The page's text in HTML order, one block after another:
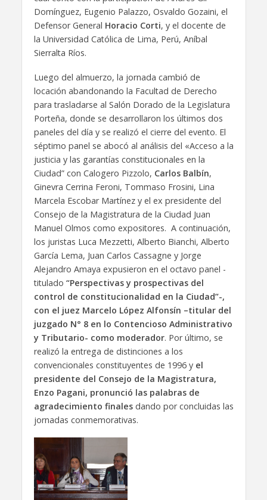
Domínguez, Eugenio Palazzo, Osvaldo Gozaini, el
Defensor General Horacio Corti, y el docente de
la Universidad Católica de Lima, Perú, Aníbal
Sierralta Ríos.
Luego del almuerzo, la jornada cambió de
locación abandonando la Facultad de Derecho
para trasladarse al Salón Dorado de la Legislatura
Porteña, donde se desarrollaron los últimos dos
paneles del día y se realizó el cierre del evento. El
séptimo panel se abocó al análisis del «Acceso a la
justicia y las garantías constitucionales en la
Ciudad” con Calogero Pizzolo, Carlos Balbín,
Ginevra Cerrina Feroni, Tommaso Frosini, Lina
Marcela Escobar Martínez y el ex presidente del
Consejo de la Magistratura de la Ciudad Juan
Manuel Olmos como expositores. A continuación,
los juristas Luca Mezzetti, Alberto Bianchi, Alberto
García Lema, Juan Carlos Cassagne y Jorge
Alejandro Amaya expusieron en el octavo panel -
titulado “Perspectivas y prospectivas del
control de constitucionalidad en la Ciudad”-,
con el juez Marcelo López Alfonsín –titular del
juzgado N° 8 en lo Contencioso Administrativo
y Tributario- como moderador. Por último, se
realizó la entrega de distinciones a los
convencionales constituyentes de 1996 y el
presidente del Consejo de la Magistratura,
Enzo Pagani, pronunció las palabras de
agradecimiento finalesdando por concluidas las
jornadas conmemorativas.